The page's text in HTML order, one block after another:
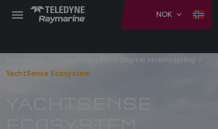
NOK
Digital strømstyring
YachtSense Ecosystem
YACHTSENSE